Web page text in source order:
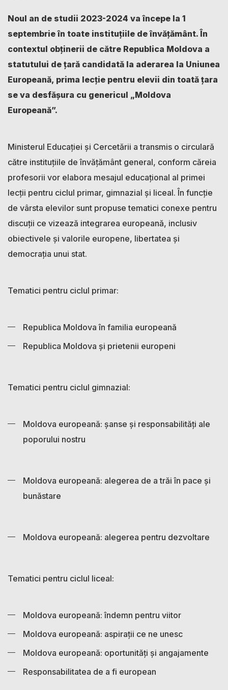
Noul an de studii 2023-2024 va începe la 1
septembrie în toate instituțiile de învățământ. În
contextul obținerii de către Republica Moldova a
statutului de țară candidată la aderarea la Uniunea
Europeană, prima lecție pentru elevii din toată țara
se va desfășura cu genericul „Moldova
Europeană”.
Ministerul Educației și Cercetării a transmis o circulară
către instituțiile de învățământ general, conform căreia
profesorii vor elabora mesajul educațional al primei
lecții pentru ciclul primar, gimnazial și liceal. În funcție
de vârsta elevilor sunt propuse tematici conexe pentru
discuții ce vizează integrarea europeană, inclusiv
obiectivele și valorile europene, libertatea și
democrația unui stat.
Tematici pentru ciclul primar:
Republica Moldova în familia europeană
Republica Moldova și prietenii europeni
Tematici pentru ciclul gimnazial:
Moldova europeană: șanse și responsabilități ale
poporului nostru
Moldova europeană: alegerea de a trăi în pace și
bunăstare
Moldova europeană: alegerea pentru dezvoltare
Tematici pentru ciclul liceal:
Moldova europeană: îndemn pentru viitor
Moldova europeană: aspirații ce ne unesc
Moldova europeană: oportunități și angajamente
Responsabilitatea de a fi european